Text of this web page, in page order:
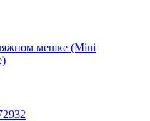
мешке (Mini